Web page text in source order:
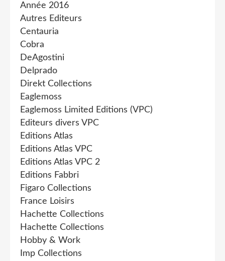
Année 2016
Autres Editeurs
Centauria
Cobra
DeAgostini
Delprado
Direkt Collections
Eaglemoss
Eaglemoss Limited Editions (VPC)
Editeurs divers VPC
Editions Atlas
Editions Atlas VPC
Editions Atlas VPC 2
Editions Fabbri
Figaro Collections
France Loisirs
Hachette Collections
Hachette Collections
Hobby & Work
Imp Collections